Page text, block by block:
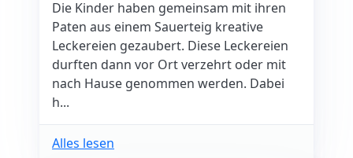
Die Kinder haben gemeinsam mit ihren
Paten aus einem Sauerteig kreative
Leckereien gezaubert. Diese Leckereien
durften dann vor Ort verzehrt oder mit
nach Hause genommen werden. Dabei
h...
Alles lesen